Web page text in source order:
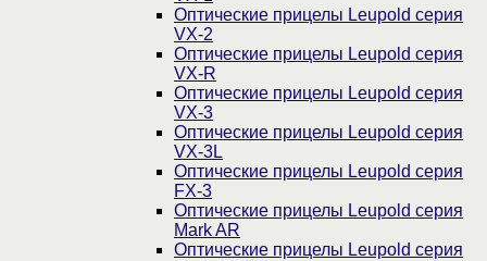
Оптические прицелы Leupold серия
VX-2
Оптические прицелы Leupold серия
VX-R
Оптические прицелы Leupold серия
VX-3
Оптические прицелы Leupold серия
VX-3L
Оптические прицелы Leupold серия
FX-3
Оптические прицелы Leupold серия
Mark AR
Оптические прицелы Leupold серия